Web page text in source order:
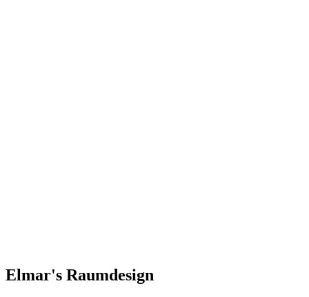
Elmar's Raumdesign